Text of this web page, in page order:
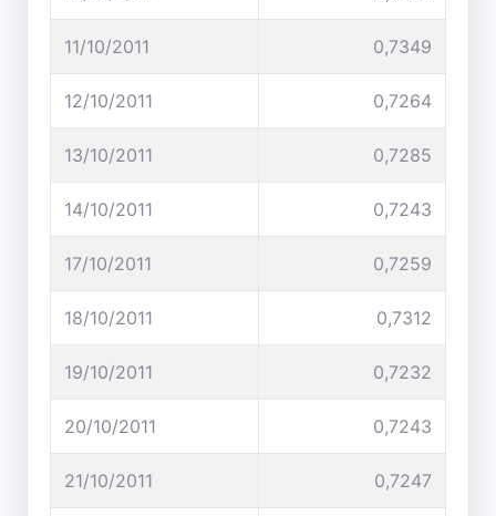
11/10/2011 0,7349
12/10/2011 0,7264
13/10/2011 0,7285
14/10/2011 0,7243
17/10/2011 0,7259
18/10/2011 0,7312
19/10/2011 0,7232
20/10/2011 0,7243
21/10/2011 0,7247